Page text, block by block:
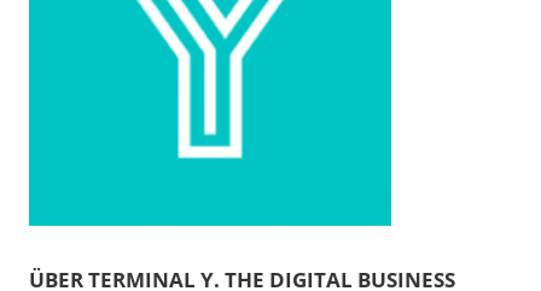
ÜBER TERMINAL Y. THE DIGITAL BUSINESS